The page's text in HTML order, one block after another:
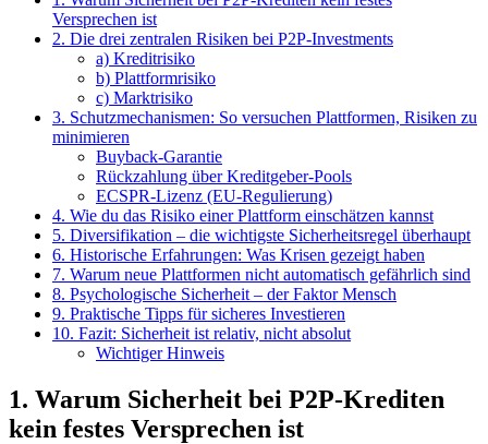
Versprechen ist
2. Die drei zentralen Risiken bei P2P-Investments
a) Kreditrisiko
b) Plattformrisiko
c) Marktrisiko
3. Schutzmechanismen: So versuchen Plattformen, Risiken zu
minimieren
Buyback-Garantie
Rückzahlung über Kreditgeber-Pools
ECSPR-Lizenz (EU-Regulierung)
4. Wie du das Risiko einer Plattform einschätzen kannst
5. Diversifikation – die wichtigste Sicherheitsregel überhaupt
6. Historische Erfahrungen: Was Krisen gezeigt haben
7. Warum neue Plattformen nicht automatisch gefährlich sind
8. Psychologische Sicherheit – der Faktor Mensch
9. Praktische Tipps für sicheres Investieren
10. Fazit: Sicherheit ist relativ, nicht absolut
Wichtiger Hinweis
1. Warum Sicherheit bei P2P-Krediten
kein festes Versprechen ist